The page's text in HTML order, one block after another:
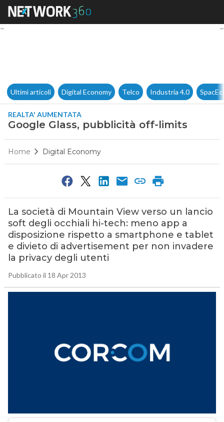
Google Glass, pubblicità off-
Ultimi articoli Digital Economy Telco Industria 4.0
REALTA' AUMENTATA
Google Glass, pubblicità off-limits
Home Digital Economy
La società di Mountain View verso un lancio
soft degli occhiali hi-tech: meno app a
disposizione rispetto a smartphone e tablet
e divieto di advertisement per non invadere
la privacy degli utenti
Pubblicato il 18 Apr 2013